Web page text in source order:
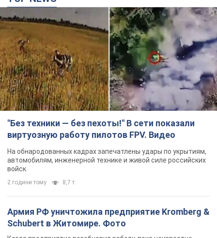
"Без техники — без пехоты!" В сети показали
виртуозную работу пилотов FPV. Видео
На обнародованных кадрах запечатлены удары по укрытиям,
автомобилям, инженерной технике и живой силе российских
войск
2 години тому 8,7 т.
Армия РФ уничтожила предприятие Kromberg &
Schubert в Житомире. Фото